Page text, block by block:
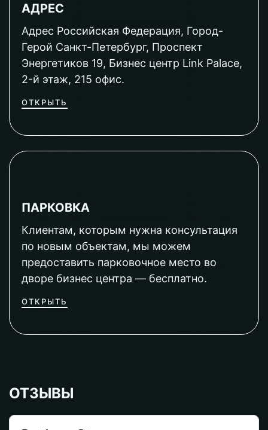
АДРЕС
Адрес Российская Федерация, Город-
Герой Санкт-Петербург, Проспект
Энергетиков 19, Бизнес центр Link Palace,
2-й этаж, 215 офис.
ОТКРЫТЬ
ПАРКОВКА
Клиентам, которым нужна консультация
по новым объектам, мы можем
предоставить парковочное место во
дворе бизнес центра — бесплатно.
ОТКРЫТЬ
ОТЗЫВЫ